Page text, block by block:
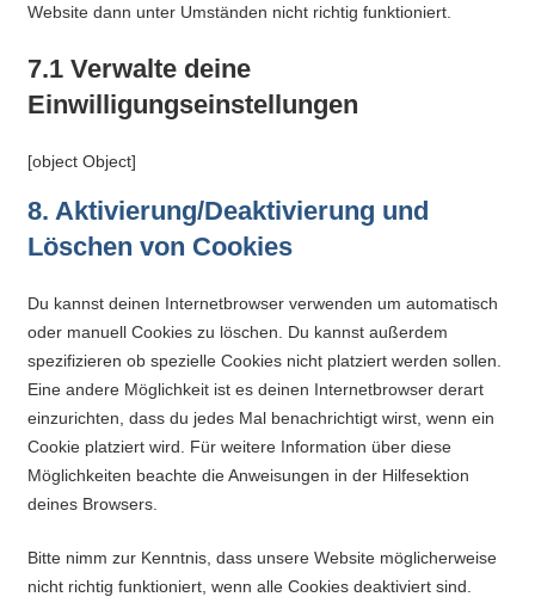
Website dann unter Umständen nicht richtig funktioniert.
7.1 Verwalte deine
Einwilligungseinstellungen
[object Object]
8. Aktivierung/Deaktivierung und
Löschen von Cookies
Du kannst deinen Internetbrowser verwenden um automatisch
oder manuell Cookies zu löschen. Du kannst außerdem
spezifizieren ob spezielle Cookies nicht platziert werden sollen.
Eine andere Möglichkeit ist es deinen Internetbrowser derart
einzurichten, dass du jedes Mal benachrichtigt wirst, wenn ein
Cookie platziert wird. Für weitere Information über diese
Möglichkeiten beachte die Anweisungen in der Hilfesektion
deines Browsers.
Bitte nimm zur Kenntnis, dass unsere Website möglicherweise
nicht richtig funktioniert, wenn alle Cookies deaktiviert sind.